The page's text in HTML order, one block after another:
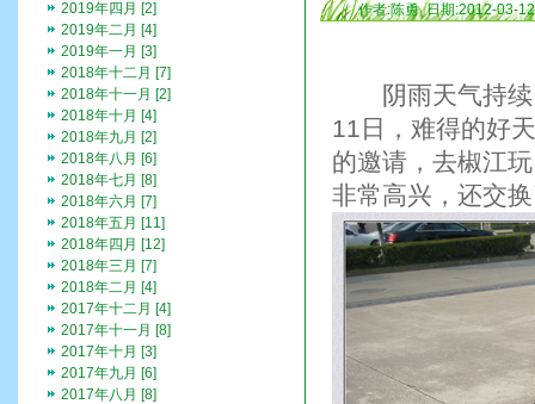
作者:陈勇 日期:2012-03-12
阴雨天气持续
11日，难得的好
的邀请，去椒江
非常高兴，还交
2019年四月 [2]
2019年二月 [4]
2019年一月 [3]
2018年十二月 [7]
2018年十一月 [2]
2018年十月 [4]
2018年九月 [2]
2018年八月 [6]
2018年七月 [8]
2018年六月 [7]
2018年五月 [11]
2018年四月 [12]
2018年三月 [7]
2018年二月 [4]
2017年十二月 [4]
2017年十一月 [8]
2017年十月 [3]
2017年九月 [6]
2017年八月 [8]